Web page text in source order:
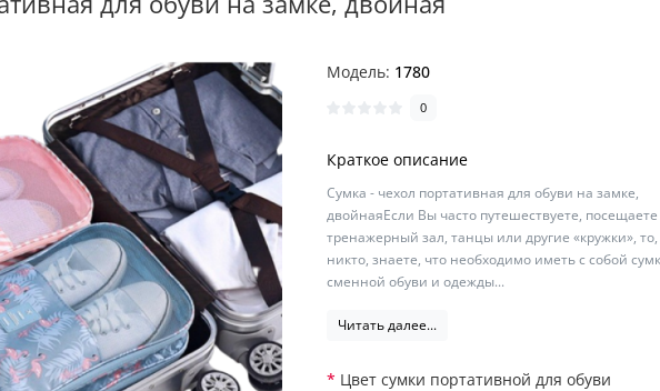
Модель: 1780
0
Краткое описание
Сумка - чехол портативная для обуви на замке,
двойнаяЕсли Вы часто путешествуете, посещаете
тренажерный зал, танцы или другие «кружки», то,
никто, знаете, что необходимо иметь с собой
сменной обуви и одежды...
Читать далее...
Цвет сумки портативной для обуви